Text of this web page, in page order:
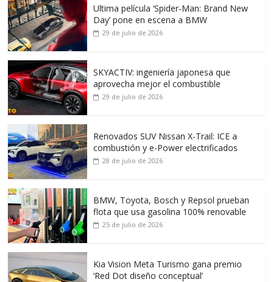
Ultima película ‘Spider‑Man: Brand New
Day’ pone en escena a BMW
29 de julio de 2026
SKYACTIV: ingeniería japonesa que
aprovecha mejor el combustible
29 de julio de 2026
Renovados SUV Nissan X-Trail: ICE a
combustión y e-Power electrificados
28 de julio de 2026
BMW, Toyota, Bosch y Repsol prueban
flota que usa gasolina 100% renovable
25 de julio de 2026
Kia Vision Meta Turismo gana premio
‘Red Dot diseño conceptual’